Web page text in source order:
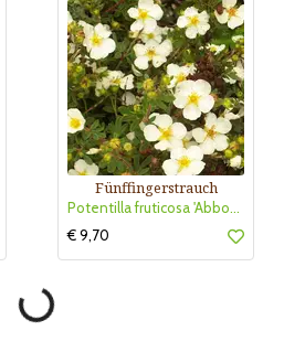
Fünffingerstrauch
Potentilla fruticosa 'Abbotswood'
€ 9,70